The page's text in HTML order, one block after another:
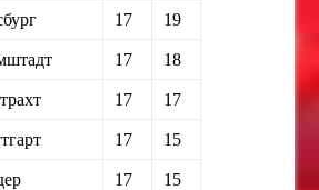
17 19
17 18
17 17
17 15
17 15